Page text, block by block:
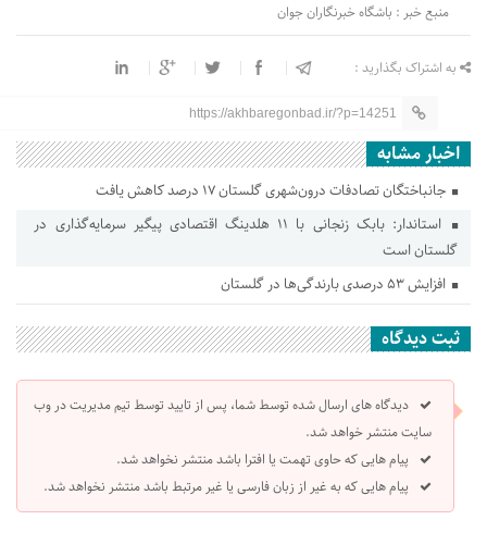
منبع خبر : باشگاه خبرنگاران جوان
به اشتراک بگذارید :
https://akhbaregonbad.ir/?p=14251
اخبار مشابه
جانباختگان تصادفات درون‌شهری گلستان ۱۷ درصد کاهش یافت
استاندار: بابک زنجانی با ۱۱ هلدینگ اقتصادی پیگیر سرمایه‌گذاری در
گلستان است
افزایش ۵۳ درصدی بارندگی‌ها در گلستان
ثبت دیدگاه
دیدگاه های ارسال شده توسط شما، پس از تایید توسط تیم مدیریت در وب
سایت منتشر خواهد شد.
پیام هایی که حاوی تهمت یا افترا باشد منتشر نخواهد شد.
پیام هایی که به غیر از زبان فارسی یا غیر مرتبط باشد منتشر نخواهد شد.